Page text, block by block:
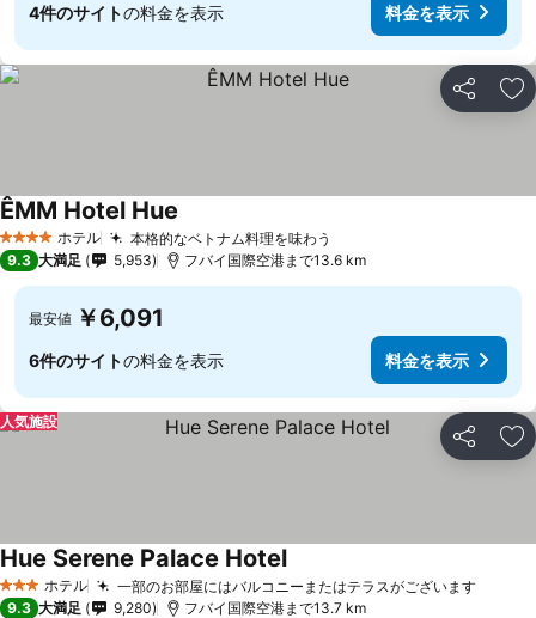
4件のサイトの料金を表示 料金を表示
シェア お
4 ホテルのランク
ホテル 本格的なベトナム料理を味わう
ÊMM Hotel Hue
9.3 大満足 5,953 フバイ国際空港まで13.6 km
最安値 ￥6,091
6件のサイトの料金を表示 料金を表示
シェア お
人気施設
3 ホテルのランク
ホテル 一部のお部屋にはバルコニーまたはテラスがございます料金
Hue Serene Palace Hotel料金を表示
9.3 大満足 9,280 フバイ国際空港まで13.7 km